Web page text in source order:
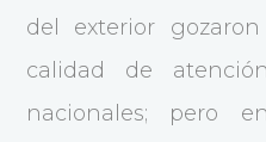
del exterior
calidad de
nacionales; pero